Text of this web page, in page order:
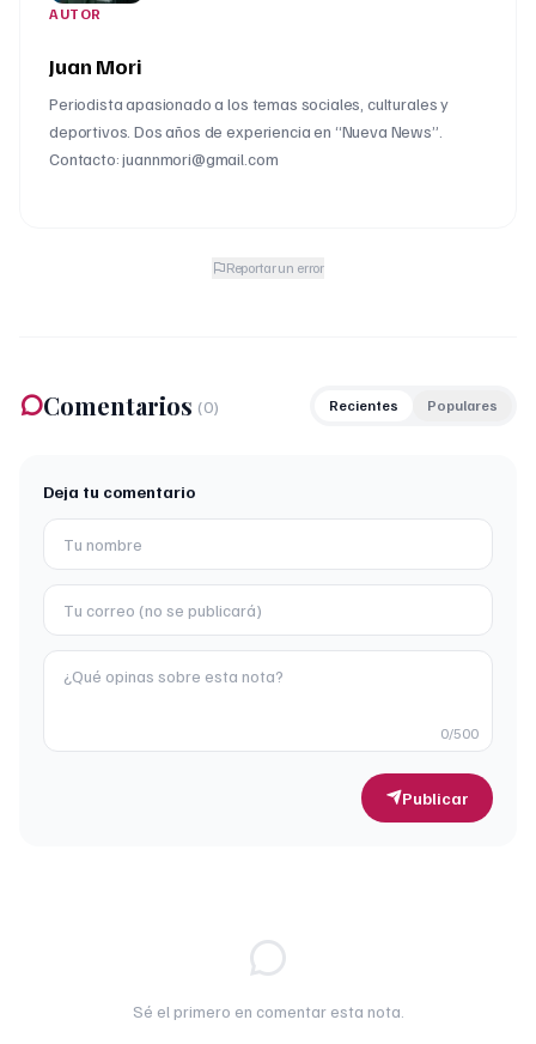
AUTOR
Juan Mori
Periodista apasionado a los temas sociales, culturales y
deportivos. Dos años de experiencia en “Nueva News”.
Contacto: juannmori@gmail.com
Reportar un error
Comentarios (0) Recientes Populares
Deja tu comentario
0/500
Publicar
Sé el primero en comentar esta nota.